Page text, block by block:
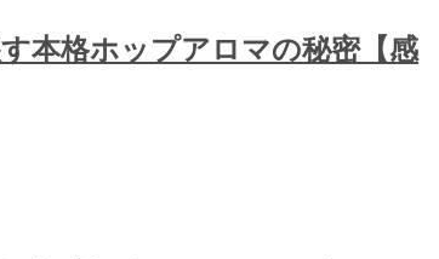
本格ホップアロマの秘密【感